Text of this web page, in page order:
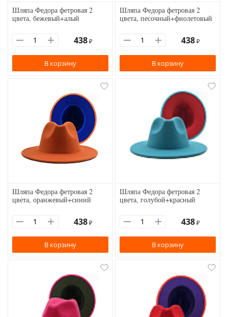
Шляпа Федора фетровая 2
цвета, бежевый+алый
438 ₽
В корзину
Шляпа Федора фетровая 2
цвета, песочный+фиолетовый
438 ₽
В корзину
Шляпа Федора фетровая 2
цвета, оранжевый+синий
438 ₽
В корзину
Шляпа Федора фетровая 2
цвета, голубой+красный
438 ₽
В корзину